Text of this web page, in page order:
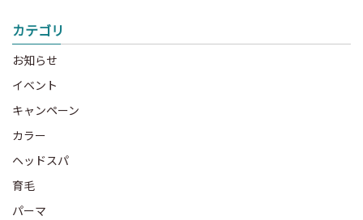
カテゴリ
お知らせ
イベント
キャンペーン
カラー
ヘッドスパ
育毛
パーマ